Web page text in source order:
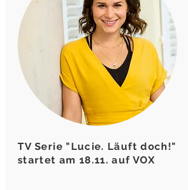
TV Serie "Lucie. Läuft doch!"
startet am 18.11. auf VOX